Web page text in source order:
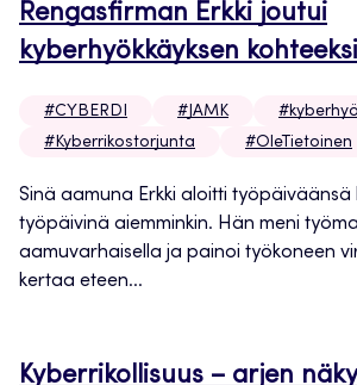
Rengasfirman Erkki joutui
kyberhyökkäyksen kohteeksi
#CYBERDI #JAMK
#Kyberrikostorjunta
#OleTietoinen
Sinä aamuna Erkki aloitti työpäiväänsä
työpäivinä aiemminkin. Hän meni
aamuvarhaisella ja painoi työkoneen
kertaa eteen...
Kyberrikollisuus – arjen